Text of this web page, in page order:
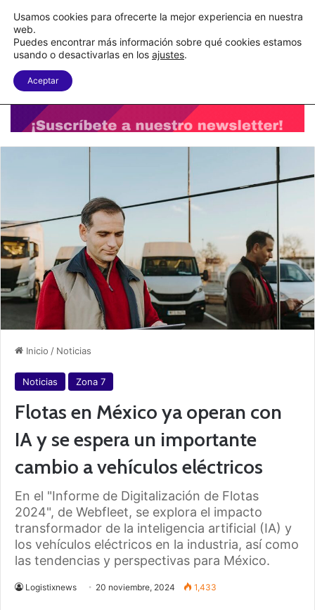
C&A México completa la implementación de su WMS en la nube
Menu
Inicio / Noticias
Noticias Zona 7
Flotas en México ya operan con
IA y se espera un importante
cambio a vehículos eléctricos
En el "Informe de Digitalización de Flotas
2024", de Webfleet, se explora el impacto
transformador de la inteligencia artificial (IA) y
los vehículos eléctricos en la industria, así como
las tendencias y perspectivas para México.
Logistixnews 20 noviembre, 2024 1,433
Usamos cookies para ofrecerte la mejor experiencia en nuestra
web.
Puedes encontrar más información sobre qué cookies estamos
usando o desactivarlas en los ajustes.
Aceptar